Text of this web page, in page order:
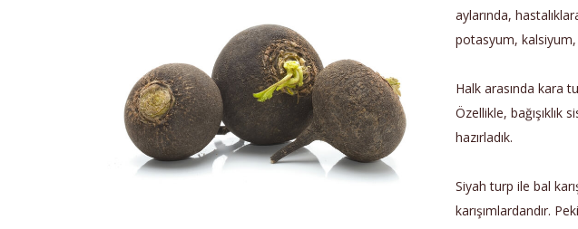
aylarında,
potasyum,
Halk arasında kara
Özellikle,
hazırladık.
Siyah turp ile bal
karışımlardandır.